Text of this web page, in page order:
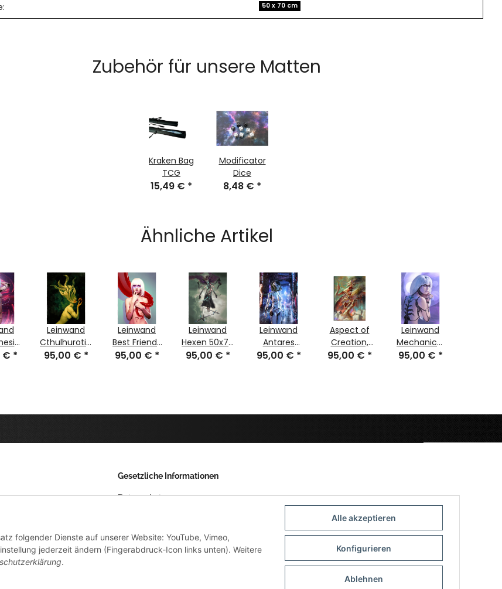
50 x 70 cm
Zubehör für unsere Matten
Kraken Bag
TCG
15,49 € *
Modificator
Dice
8,48 € *
Ähnliche Artikel
cm
€ *
Leinwand
Cthulhurotica
50x70 cm
95,00 € *
Leinwand
Best Friends
50x70 cm
95,00 € *
Leinwand
Hexen 50x70
cm
95,00 € *
Leinwand
Antares
50x70 cm
95,00 € *
Aspect of
Creation,
Phaniel
95,00 € *
Leinwand
Mechanical
50x70 cm
95,00 € *
Gesetzliche Informationen
Datenschutz
Sitemap
folgender Dienste auf unserer Website: YouTube, Vimeo,
jederzeit ändern (Fingerabdruck-Icon links unten). Weitere
.
Alle akzeptieren
Konfigurieren
Ablehnen